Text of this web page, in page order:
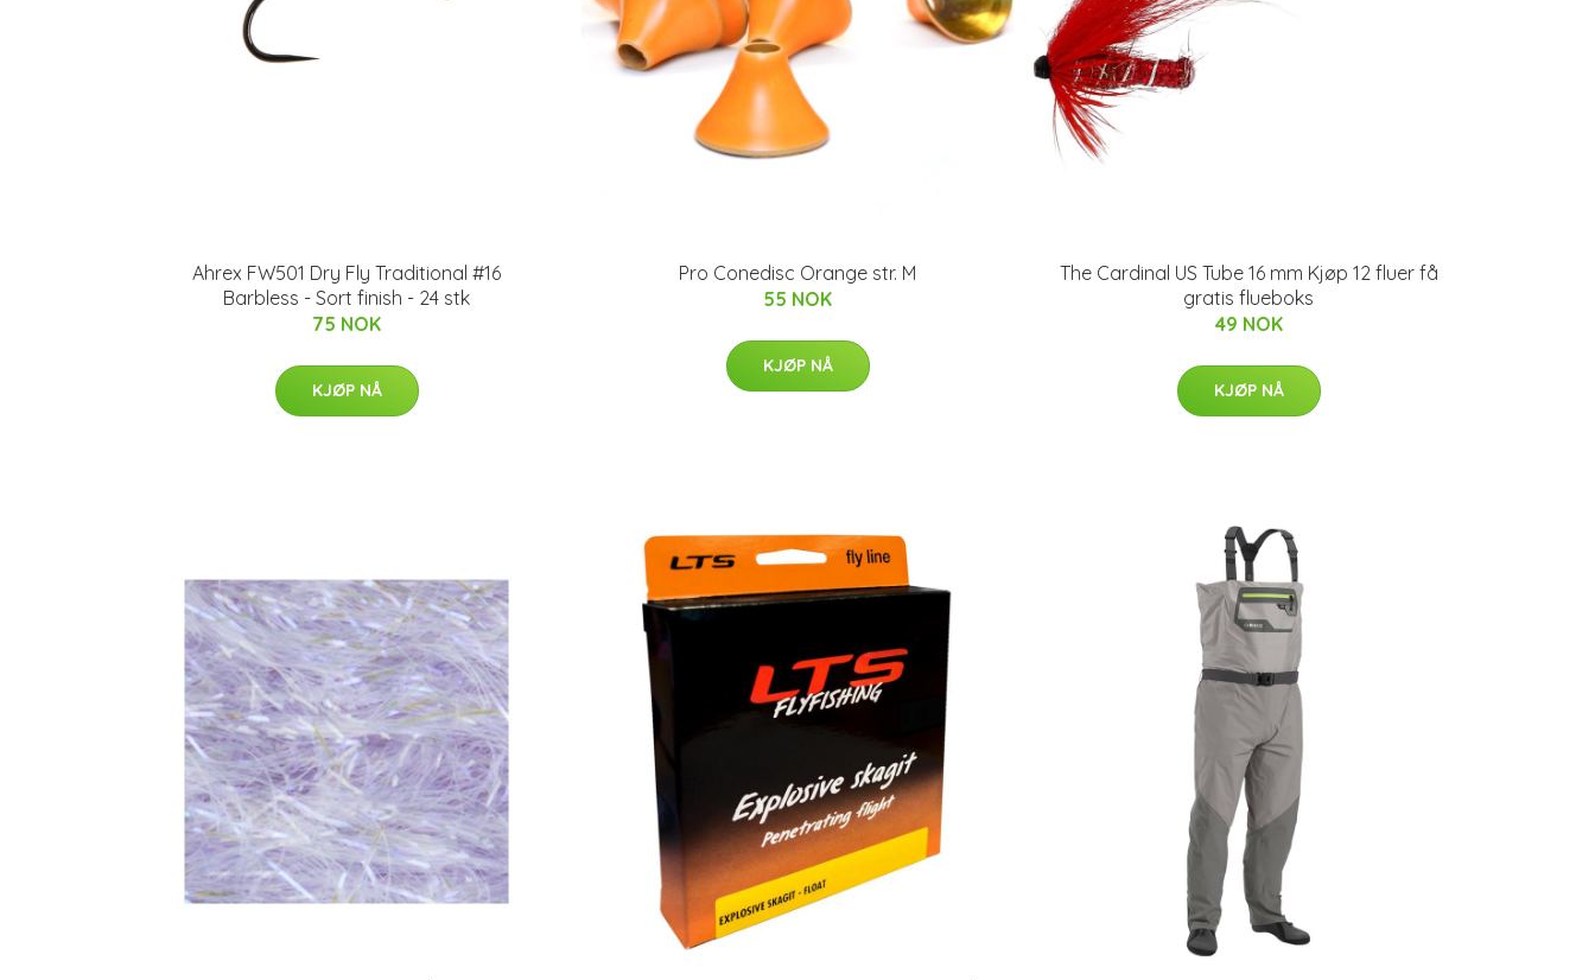
Ahrex FW501 Dry Fly Traditional #16
Barbless - Sort finish - 24 stk
75 NOK
KJØP NÅ
Pro Conedisc Orange str. M
55 NOK
KJØP NÅ
The Cardinal US Tube 16 mm Kjøp 12 fluer få
gratis flueboks
49 NOK
KJØP NÅ